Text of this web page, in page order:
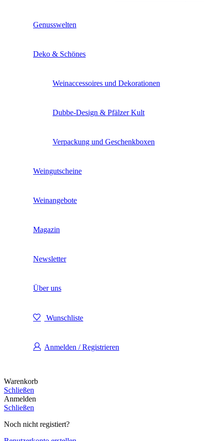
Genusswelten
Deko & Schönes
Weinaccessoires und Dekorationen
Dubbe-Design & Pfälzer Kult
Verpackung und Geschenkboxen
Weingutscheine
Weinangebote
Magazin
Newsletter
Über uns
Wunschliste
Anmelden / Registrieren
Warenkorb
Schließen
Anmelden
Schließen
Noch nicht registiert?